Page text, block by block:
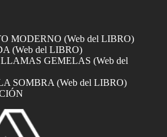
MODERNO (Web del LIBRO)
(Web del LIBRO)
GEMELAS (Web del
SOMBRA (Web del LIBRO)